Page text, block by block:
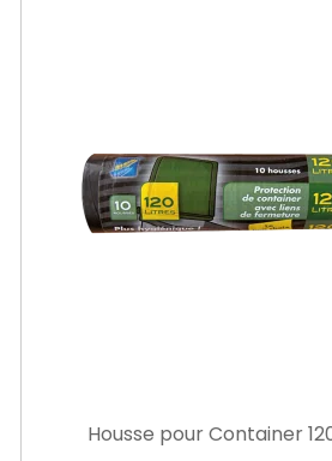
Housse pour Container